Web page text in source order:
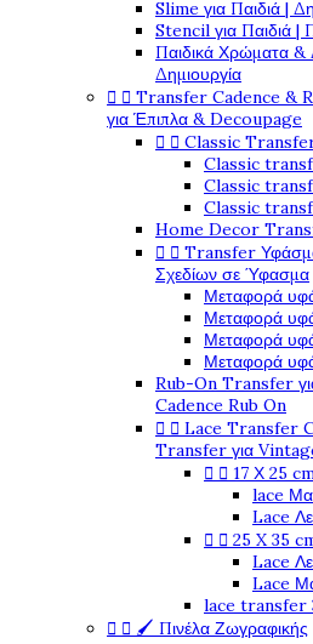
Slime για Παιδιά |
Stencil για Παιδιά |
Παιδικά Χρώματα &
Δημιουργία
  Transfer Cadence &
για Έπιπλα & Decoupage
  Classic
Classic
Classic
Classic
Home Decor
  Transfer
Σχεδίων σε Ύφασμα
Μεταφορά
Μεταφορά
Μεταφορά
Μεταφορά
Rub-On Transfer
Cadence Rub On
  Lace Transfer
Transfer για
  17 Χ 25
lace
Lace
  25 X 35
Lace
Lace
lace transfer
  🖌️ Πινέλα Ζωγραφικής